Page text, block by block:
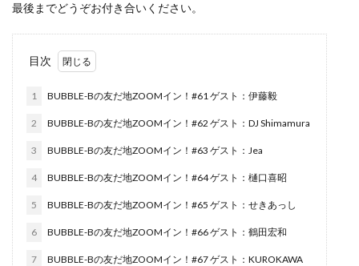
最後までどうぞお付き合いください。
目次
1 BUBBLE-Bの友だ地ZOOMイン！#61 ゲスト：伊藤毅
2 BUBBLE-Bの友だ地ZOOMイン！#62 ゲスト：DJ Shimamura
3 BUBBLE-Bの友だ地ZOOMイン！#63 ゲスト：Jea
4 BUBBLE-Bの友だ地ZOOMイン！#64 ゲスト：樋口喜昭
5 BUBBLE-Bの友だ地ZOOMイン！#65 ゲスト：せきあっし
6 BUBBLE-Bの友だ地ZOOMイン！#66 ゲスト：鶴田宏和
7 BUBBLE-Bの友だ地ZOOMイン！#67 ゲスト：KUROKAWA